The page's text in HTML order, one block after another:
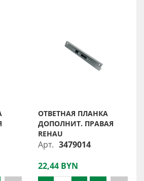
ОТВЕТНАЯ ПЛАНКА
ДОПОЛНИТ. ПРАВАЯ
REHAU
Арт. 3479014
22,44 BYN